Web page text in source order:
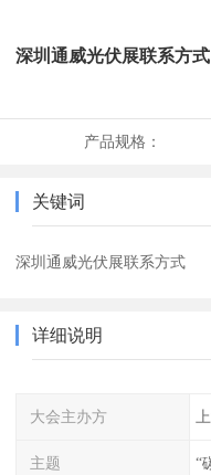
深圳通威光伏展联系方
产品规格：
关键词
深圳通威光伏展联系方式
详细说明
大会主办方
主题 “